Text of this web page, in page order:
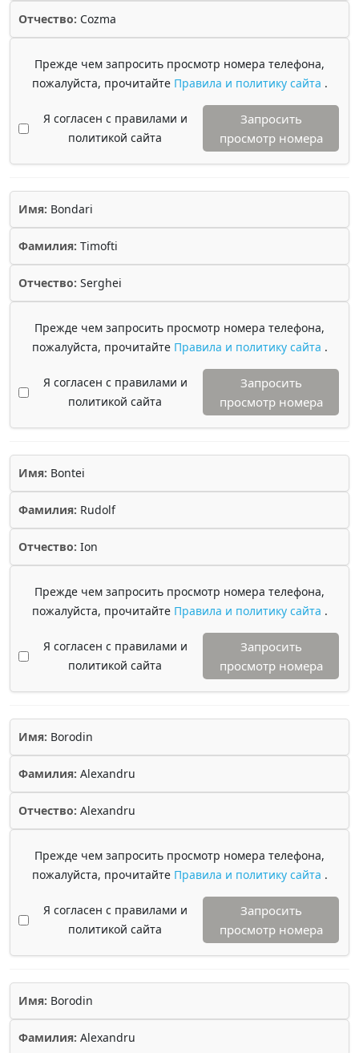
Отчество: Cozma
Прежде чем запросить просмотр номера телефона,
пожалуйста, прочитайте Правила и политику сайта .
Я согласен с правилами и
политикой сайта
Запросить
просмотр номера
Имя: Bondari
Фамилия: Timofti
Отчество: Serghei
Прежде чем запросить просмотр номера телефона,
пожалуйста, прочитайте Правила и политику сайта .
Я согласен с правилами и
политикой сайта
Запросить
просмотр номера
Имя: Bontei
Фамилия: Rudolf
Отчество: Ion
Прежде чем запросить просмотр номера телефона,
пожалуйста, прочитайте Правила и политику сайта .
Я согласен с правилами и
политикой сайта
Запросить
просмотр номера
Имя: Borodin
Фамилия: Alexandru
Отчество: Alexandru
Прежде чем запросить просмотр номера телефона,
пожалуйста, прочитайте Правила и политику сайта .
Я согласен с правилами и
политикой сайта
Запросить
просмотр номера
Имя: Borodin
Фамилия: Alexandru